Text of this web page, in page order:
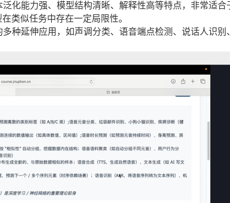
化能力强、模型结构清晰、解释性高等特点，非常适合
类似任务中存在一定局限性。
多种延伸应用，如声调分类、语音端点检测、说话人识别